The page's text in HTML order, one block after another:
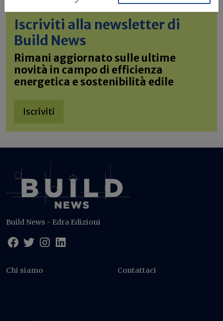
Iscriviti alla newsletter di
Build News
Rimani aggiornato sulle ultime
novità in campo di efficienza
energetica e sostenibilità edile
Iscriviti
Build News - Edra Edizioni
Chi siamo Contattaci